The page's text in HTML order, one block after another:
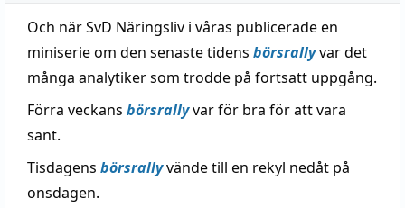
Och när SvD Näringsliv i våras publicerade en
miniserie om den senaste tidens börsrallyvar det
många analytiker som trodde på fortsatt uppgång.
Förra veckans börsrallyvar för bra för att vara
sant.
Tisdagens börsrallyvände till en rekyl nedåt på
onsdagen.